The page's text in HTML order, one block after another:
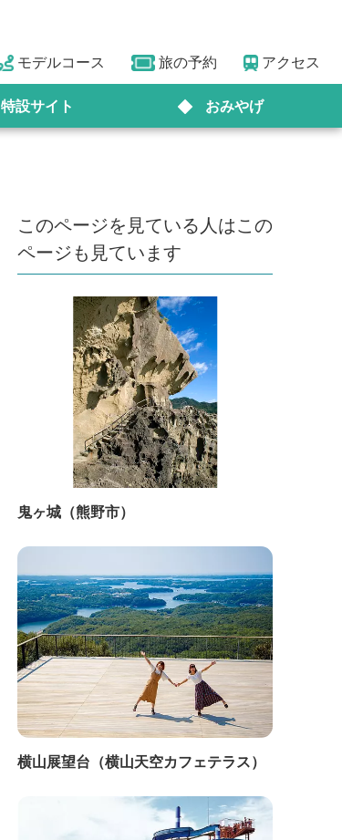
モデルコース 旅の予約 アクセス
特設サイト おみやげ
このページを見ている人はこの
ページも見ています
鬼ヶ城（熊野市）
横山展望台（横山天空カフェテラス）